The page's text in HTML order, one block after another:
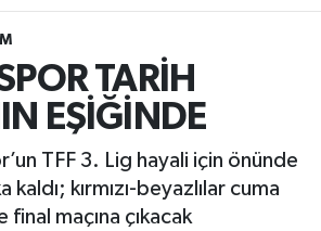
TARİH
EŞİĞİNDE
TFF 3. Lig hayali için önünde
kırmızı-beyazlılar cuma
maçına çıkacak
Vakitleri
Haritası
Durumu ve Fikstür